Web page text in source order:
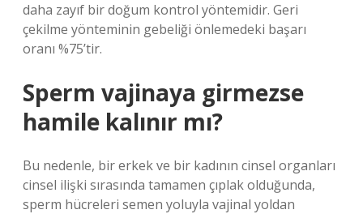
daha zayıf bir doğum kontrol yöntemidir. Geri
çekilme yönteminin gebeliği önlemedeki başarı
oranı %75’tir.
Sperm vajinaya girmezse
hamile kalınır mı?
Bu nedenle, bir erkek ve bir kadının cinsel organları
cinsel ilişki sırasında tamamen çıplak olduğunda,
sperm hücreleri semen yoluyla vajinal yoldan